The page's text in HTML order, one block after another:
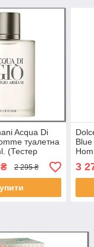
Acqua Di
туалетна
(Тестер
ді Джіо Пур
2 295 ₴
125
3